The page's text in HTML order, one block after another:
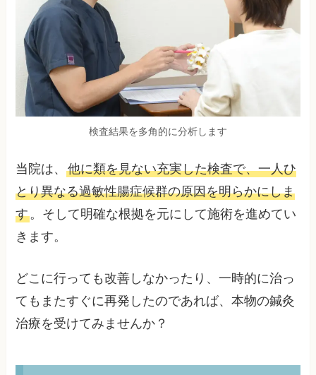
検査結果を多角的に分析します
当院は、他に類を見ない充実した検査で、一人ひ
とり異なる過敏性腸症候群の原因を明らかにしま
す。そして明確な根拠を元にして施術を進めてい
きます。
どこに行っても改善しなかったり、一時的に治っ
てもまたすぐに再発したのであれば、本物の鍼灸
治療を受けてみませんか？